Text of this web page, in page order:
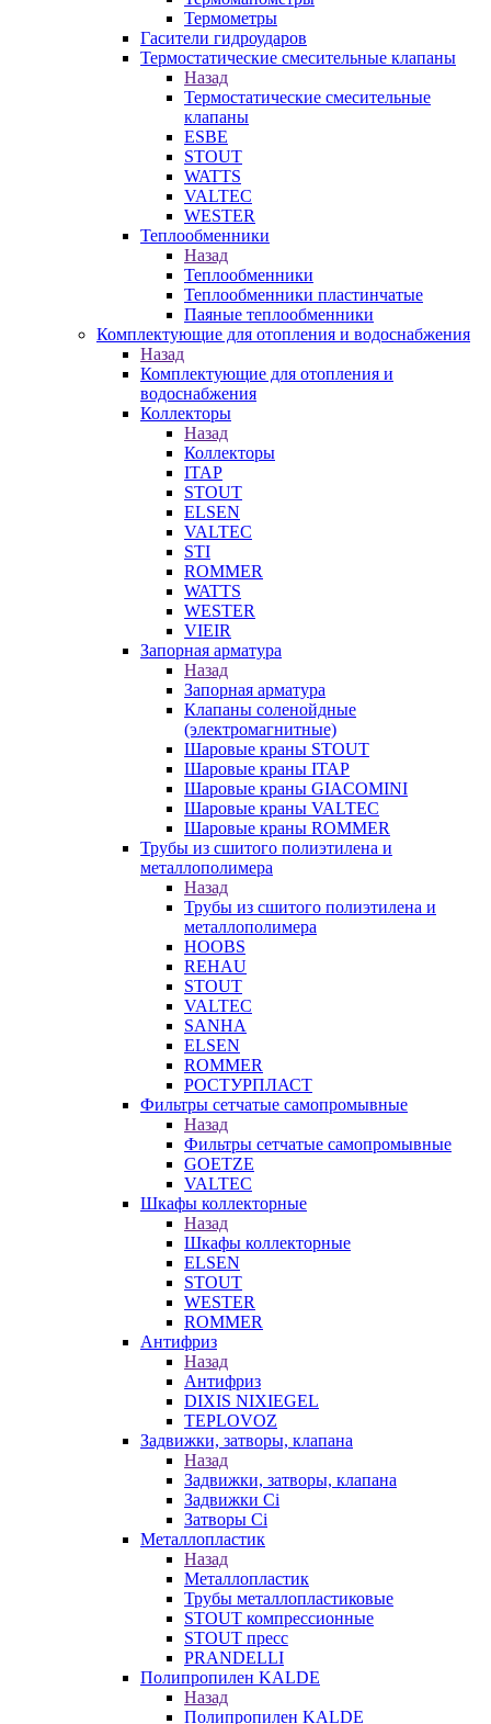
Термометры
Гасители гидроударов
Термостатические смесительные клапаны
Назад
Термостатические смесительные
клапаны
ESBE
STOUT
WATTS
VALTEC
WESTER
Теплообменники
Назад
Теплообменники
Теплообменники пластинчатые
Паяные теплообменники
Комплектующие для отопления и водоснабжения
Назад
Комплектующие для отопления и
водоснабжения
Коллекторы
Назад
Коллекторы
ITAP
STOUT
ELSEN
VALTEC
STI
ROMMER
WATTS
WESTER
VIEIR
Запорная арматура
Назад
Запорная арматура
Клапаны соленойдные
(электромагнитные)
Шаровые краны STOUT
Шаровые краны ITAP
Шаровые краны GIACOMINI
Шаровые краны VALTEC
Шаровые краны ROMMER
Трубы из сшитого полиэтилена и
металлополимера
Назад
Трубы из сшитого полиэтилена и
металлополимера
HOOBS
REHAU
STOUT
VALTEC
SANHA
ELSEN
ROMMER
РОСТУРПЛАСТ
Фильтры сетчатые самопромывные
Назад
Фильтры сетчатые самопромывные
GOETZE
VALTEC
Шкафы коллекторные
Назад
Шкафы коллекторные
ELSEN
STOUT
WESTER
ROMMER
Антифриз
Назад
Антифриз
DIXIS NIXIEGEL
TEPLOVOZ
Задвижки, затворы, клапана
Назад
Задвижки, затворы, клапана
Задвижки Ci
Затворы Ci
Металлопластик
Назад
Металлопластик
Трубы металлопластиковые
STOUT компрессионные
STOUT пресс
PRANDELLI
Полипропилен KALDE
Назад
Полипропилен KALDE